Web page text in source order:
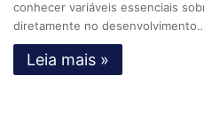
conhecer variáveis essenciais
diretamente no
Leia mais »